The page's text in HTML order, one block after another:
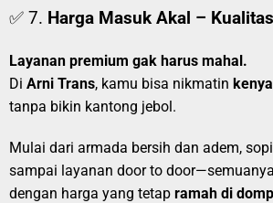
✅ 7. Harga Masuk Akal –
Layanan premium gak harus mahal.
Di Arni Trans, kamu bisa nikmatin
tanpa bikin kantong jebol.
Mulai dari armada bersih dan adem,
sampai layanan door to
dengan harga yang tetap ramah di